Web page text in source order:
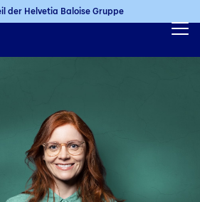
der Helvetia Baloise Gruppe